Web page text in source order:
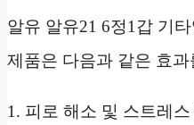
알유 알유21 6정1갑 기
제품은 다음과 같은 효
1. 피로 해소 및 스트레